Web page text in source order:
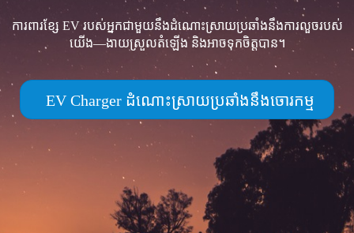
ការពារខ្សែ EV របស់អ្នកជាមួយនឹងដំណោះស្រាយប្រឆាំងនឹងការលួចរបស់
យើង—ងាយស្រួលតំឡើង និងអាចទុកចិត្តបាន។
EV Charger ដំណោះស្រាយប្រឆាំងនឹងចោរកម្ម